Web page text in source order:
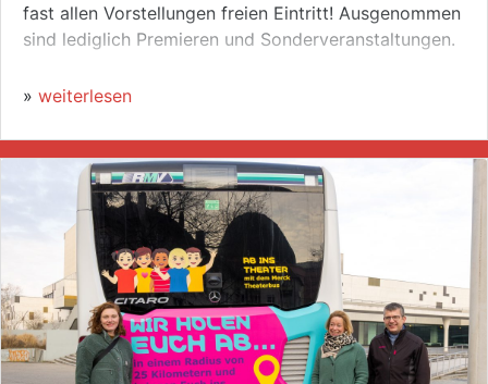
fast allen Vorstellungen freien Eintritt! Ausgenommen
sind lediglich Premieren und Sonderveranstaltungen.
» weiterlesen